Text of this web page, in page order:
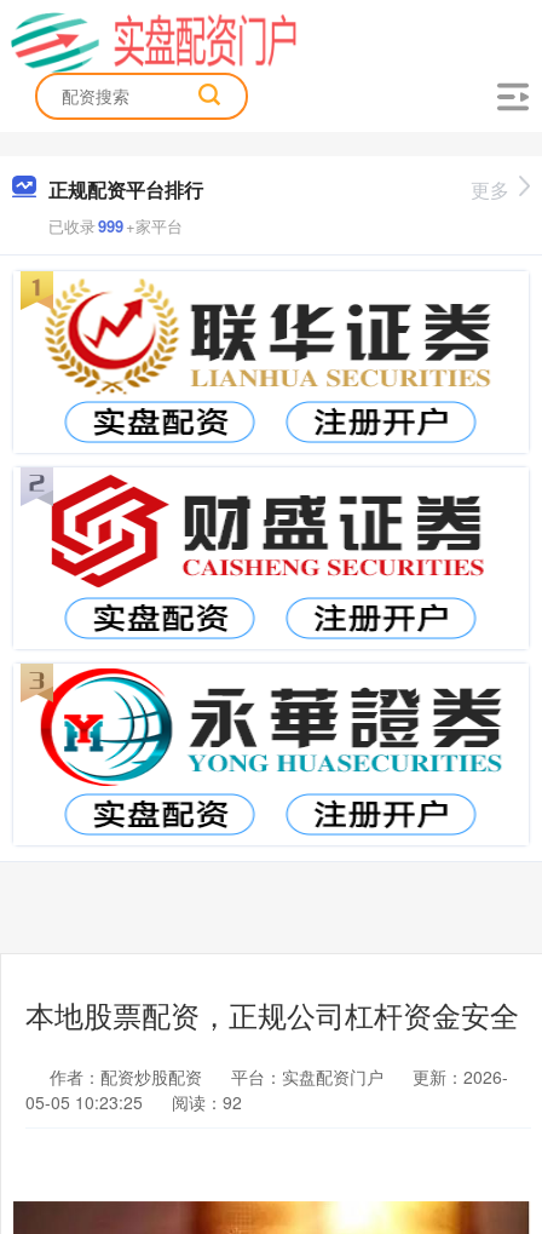
正规配资平台排行
已收录999+家平台
更多
本地股票配资，正规公司杠杆资金安全
作者：配资炒股配资 平台：实盘配资门户
更新：2026-
05-05 10:23:25
阅读：92